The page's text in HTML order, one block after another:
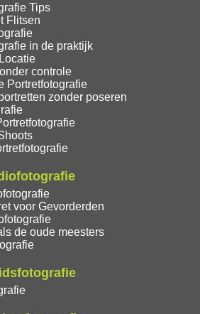
Tips
Flitsen
in de praktijk
controle
Portretfotografie
zonder poseren
voor Gevorderden
de oude meesters